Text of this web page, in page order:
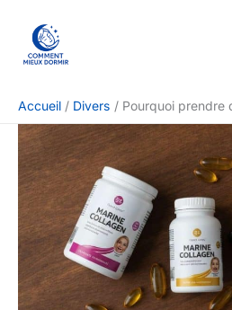
contenu
Accueil Divers Pourquoi prendre